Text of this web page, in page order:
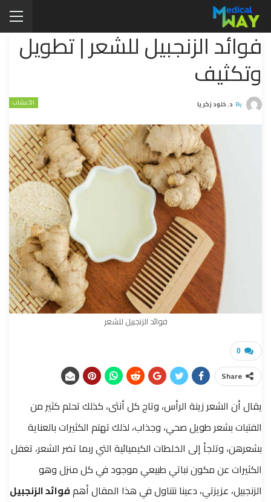
فوائد الزنجبيل للشعر | تطويل
وتكثيف
الأعشاب By د. خلود زكريا
فوائد الزنجبيل للشعر
0
Share
يقال أن الشعر زينة الرأس، وتاج كل أنثى، كذلك تحلم كثير من
الفتيات بشعر طويل صحي، وجذاب، لذلك تهتم الكثيرات بالعناية
بشعرهن، وتلجأ إلى الخلطات الكيميائية التي ربما تضر الشعر، تغفل
الكثيرات عن مكون نباتي طبيعي موجود في كل منزل وهو
الزنجبيل، عزيزتي، دعينا نتناول في هذا المقال أهمفوائد الزنجبيل